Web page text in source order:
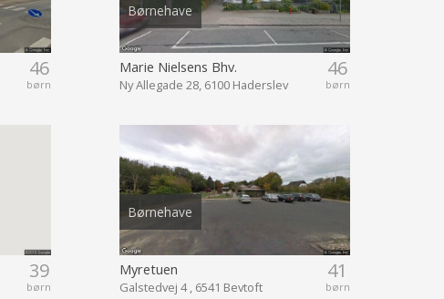
46
børn
Børnehave
46
børn
Marie Nielsens Bhv.
Ny Allegade 28, 6100 Haderslev
39
børn
Børnehave
41
børn
Myretuen
Galstedvej 4 , 6541 Bevtoft